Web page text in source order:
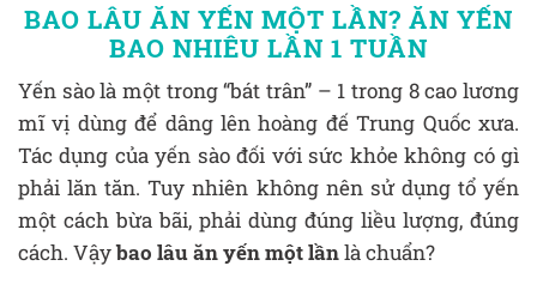
BAO LÂU ĂN YẾN MỘT LẦN?ĂN YẾN
BAO NHIÊU LẦN 1 TUẦN
Yến sào là một trong “bát trân” – 1 trong 8 cao lương
mĩ vị dùng để dâng lên hoàng đế Trung Quốc xưa.
Tác dụng của yến sào đối với sức khỏe không có gì
phải lăn tăn. Tuy nhiên không nên sử dụng tổ yến
một cách bừa bãi, phải dùng đúng liều lượng, đúng
cách. Vậybao lâu ăn yến một lầnlà chuẩn?